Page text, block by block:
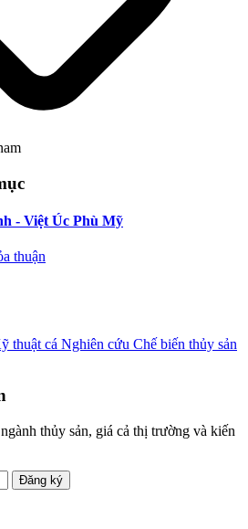
- Việt Úc Phù Mỹ
thuận
thuật cá Nghiên cứu Chế biến thủy sản
thủy sản, giá cả thị trường và kiến
Đăng ký